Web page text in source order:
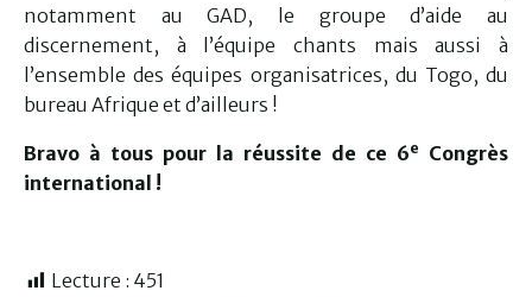
notamment au GAD, le groupe d’aide au
discernement, à l’équipe chants mais aussi à
l’ensemble des équipes organisatrices, du Togo, du
bureau Afrique et d’ailleurs !
Bravo à tous pour la réussite de ce 6e
Congrès
international !
Lecture : 451